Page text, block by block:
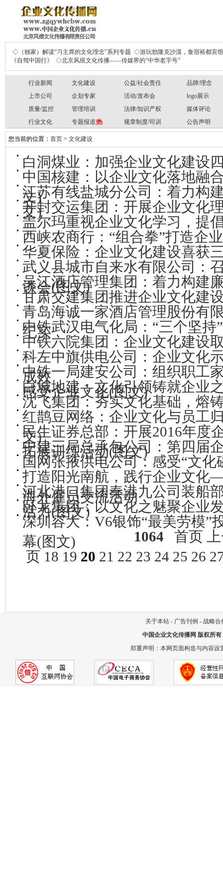
◇（独家）解读“习主席的文化理念”系列专题 ◇游玩勃隆克沙漠，食宿裕都宾馆
《自驾中国行》
◇北京风痕文化传播——传媒界的“中华老字号”
行业新闻 文化建设 公益/社会责任
品牌/理念
上市公司
企划专家 活动/发布会
logo展示
质量/监控
管理培训 法律/知识产权
媒体评论
行业文化
专题报道| 热 规章制度/司训 公告声明
您当前的位置： 首页 > 文化建设
白洞煤业：加强企业文化建设
中国核建：以企业文化落地融
文)
江苏有线盐城分公司：着力构
文)
开封交运集团：开展企业文化
盖尔玛重视企业文化学习，提
西峡农商行：“组合拳”打造企
华夏保险：企业文化建设喜获
武义县城市自来水有限公司：
谈会(图文)
吴江酒店管理集团：着力构建
甘肃交建集团推进企业文化建
青岛海诚一家酒店管理股份有
纪实
中铁武汉电气化局：“三个坚持
中铁六院集团：企业文化建设
科左中旗供电公司：企业文化
成效
中铁一局建安公司：组织职工
感受企业文化(图文)
白城地建：文化引领铸就企业
沈飞集团：夯实文化基础，熔
红鹊豆网络：企业文化与员工
文)
民生证券总部：开展2016年度
拓展训练活动(图文)
中建三局总承包公司：第四届
国网张掖供电公司：感受“文化
打造阳光南航，践行企业文
海外雇员交流活动
河北港口集团秦港九公司装船
活力(图文)
卧龙集团：以文化之魅聚企业
深圳容大：V6银饰“最美劳模”
幕(图文)
1064 首页
页 18 19 20 21 22 23 24 25 26
关于本站 - 广告刊例 - 战略合
中国企业文化传播网 版权所有
郑重声明：本网页面构造与内容